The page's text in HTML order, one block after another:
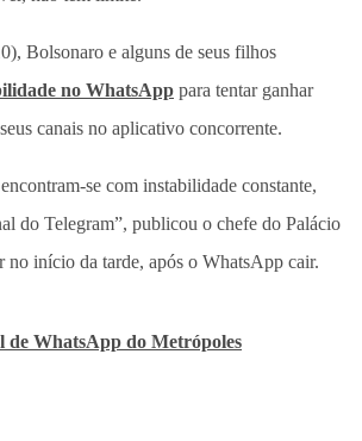
Bolsonaro e alguns de seus filhos
no WhatsApp para tentar ganhar
canais no aplicativo concorrente.
se com instabilidade constante,
do Telegram”, publicou o chefe do Palácio
no início da tarde, após o WhatsApp cair.
de WhatsApp do Metrópoles